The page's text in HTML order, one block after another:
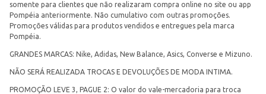
somente para clientes que não realizaram compra online no site ou app
Pompéia anteriormente. Não cumulativo com outras promoções.
Promoções válidas para produtos vendidos e entregues pela marca
Pompéia.
GRANDES MARCAS: Nike, Adidas, New Balance, Asics, Converse e Mizuno.
NÃO SERÁ REALIZADA TROCAS E DEVOLUÇÕES DE MODA INTIMA.
PROMOÇÃO LEVE 3, PAGUE 2: O valor do vale-mercadoria para troca